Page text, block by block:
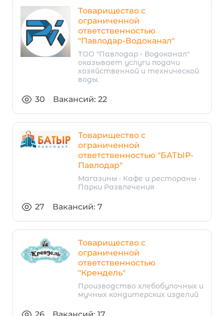
Товарищество с
ограниченной
ответственностью
"Павлодар-Водоканал"
ТОО "Павлодар - Водоканал"
оказывает услуги подачи
хозяйственной и технической
воды.
30 Вакансий: 22
Товарищество с
ограниченной
ответственностью "БАТЫР-
Павлодар"
Магазины · Кафе и рестораны ·
Парки Развлечения
27 Вакансий: 7
Товарищество с
ограниченной
ответственностью
"Крендель"
Производство хлебобулочных и
мучных кондитерских изделий
26 Вакансий: 17